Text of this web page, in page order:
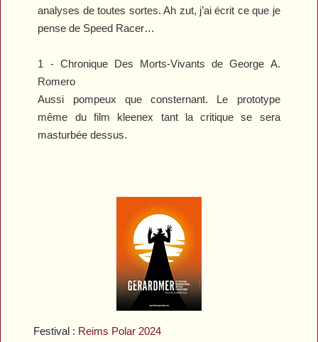
Festival : Reims Polar 2024
analyses de toutes sortes. Ah zut, j’ai écrit ce que je
pense de Speed Racer…
1 - Chronique Des Morts-Vivants de George A.
Romero
Aussi pompeux que consternant. Le prototype
même du film kleenex tant la critique se sera
masturbée dessus.